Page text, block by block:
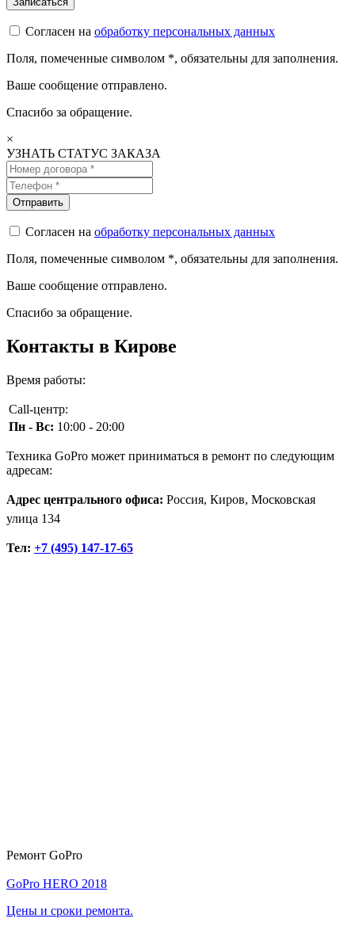
Согласен на обработку персональных данных
Поля, помеченные символом *, обязательны для заполнения.
Ваше сообщение отправлено.
Спасибо за обращение.
×
УЗНАТЬ СТАТУС ЗАКАЗА
Согласен на обработку персональных данных
Поля, помеченные символом *, обязательны для заполнения.
Ваше сообщение отправлено.
Спасибо за обращение.
Контакты в Кирове
Время работы:
Call-центр:
Пн - Вс: 10:00 - 20:00
Техника GoPro может приниматься в ремонт по следующим
адресам:
Адрес центрального офиса: Россия, Киров, Московская
улица 134
Тел: +7 (495) 147-17-65
Ремонт GoPro
GoPro HERO 2018
Цены и сроки ремонта.